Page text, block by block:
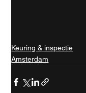
Keuring & inspectie
Amsterdam